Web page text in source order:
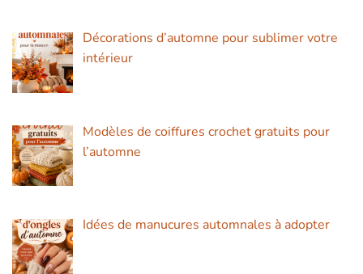
Décorations d’automne pour sublimer votre
intérieur
Modèles de coiffures crochet gratuits pour
l’automne
Idées de manucures automnales à adopter